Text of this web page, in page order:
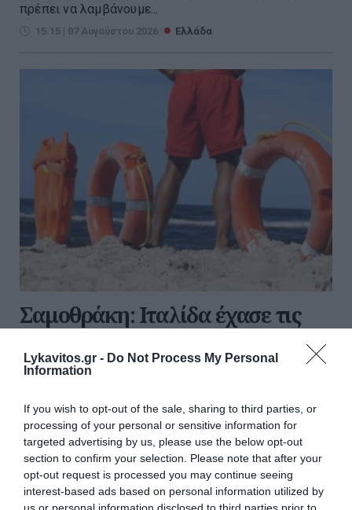
Lykavitos.gr - Do Not Process My Personal
Information
If you wish to opt-out of the sale, sharing to third parties, or
processing of your personal or sensitive information for
targeted advertising by us, please use the below opt-out
section to confirm your selection. Please note that after your
opt-out request is processed you may continue seeing
interest-based ads based on personal information utilized by
us or personal information disclosed to third parties prior to
πρέπει να λαμβάνουμε...
15:15 | 07 Αυγούστου 2026 Ελλάδα
Σαμοθράκη: Ιταλίδα έχασε τις
αισθήσεις της ενώ κολυμπούσε –
Τι είπε ο ναυαγοσώστης που την
Αίσιο τέλος είχε η περιπέτεια Ιταλίδας τουρίστριας,
η οποία έχασε τις αισθήσεις της ενώ κολυμπούσε σε
παραλία της Σαμοθράκης. Η ηλικιωμένη γυναίκα
σώθηκε χάρη στην άμεση επέμβαση 21χρονου
ναυαγοσώστη. Ο Κωνσ...